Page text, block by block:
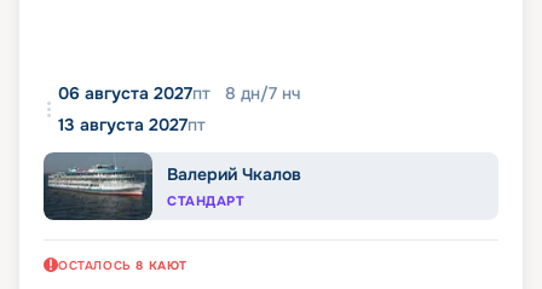
06 августа 2027пт 8 дн/7 нч
13 августа 2027пт
Валерий Чкалов
СТАНДАРТ
ОСТАЛОСЬ 8 КАЮТ